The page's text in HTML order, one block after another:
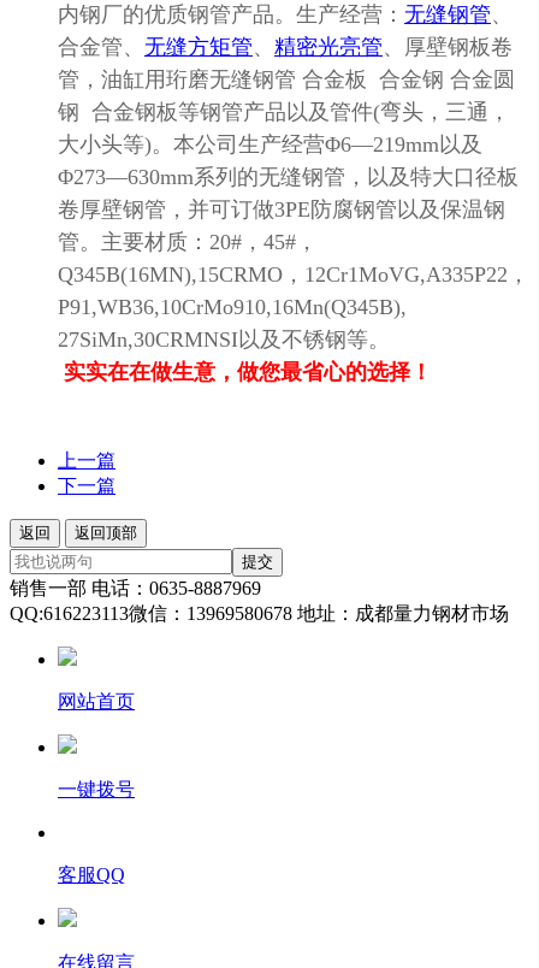
内钢厂的优质钢管产品。生产经营： 无缝钢管、
合金管、 无缝方矩管、 精密光亮管、厚壁钢板卷
管，油缸用珩磨无缝钢管 合金板 合金钢 合金圆
钢 合金钢板等钢管产品以及管件(弯头，三通，
大小头等)。本公司生产经营Φ6—219mm 以及
Φ273—630mm系列的无缝钢管，以及特大口径板
卷厚壁钢管，并可订做3PE防腐钢管以及保温钢
管。主要材质： 20# ， 45# ，
Q345B(16MN),15CRMO ， 12Cr1MoVG,A335P22 ，
P91,WB36,10CrMo910,16Mn(Q345B),
27SiMn,30CRMNSI以及不锈钢等。
实实在在做生意，做您最省心的选择！
上一篇
下一篇
返回
返回顶部
提交
销售一部 电话：0635-8887969
QQ:616223113微信：13969580678 地址：成都量力钢材市场
网站首页
一键拨号
客服QQ
在线留言